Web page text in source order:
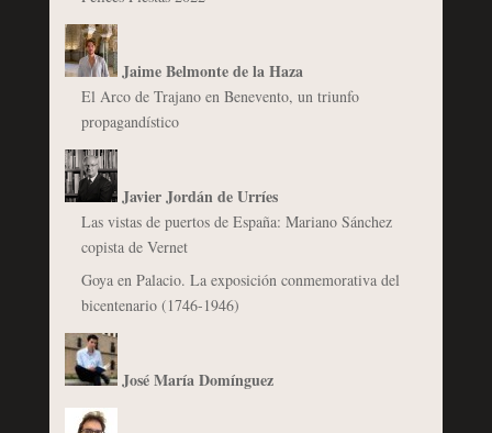
Jaime Belmonte de la Haza
El Arco de Trajano en Benevento, un triunfo
propagandístico
Javier Jordán de Urríes
Las vistas de puertos de España: Mariano Sánchez
copista de Vernet
Goya en Palacio. La exposición conmemorativa del
bicentenario (1746-1946)
José María Domínguez